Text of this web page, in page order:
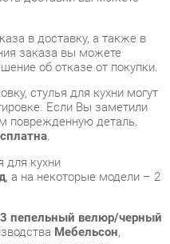
стулья для кухни могут
Если Вы заметили
деталь.
.
а на некоторые модели – 2
велюр/черный
об опыте его
нашим